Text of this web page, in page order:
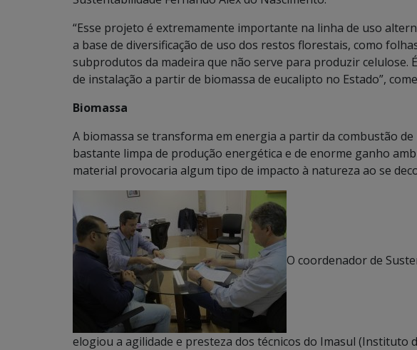
“Esse projeto é extremamente importante na linha de uso
a base de diversificação de uso dos restos florestais, como
subprodutos da madeira que não serve para produzir celulose.
de instalação a partir de biomassa de eucalipto no Estado”,
Biomassa
A biomassa se transforma em energia a partir da combustão
bastante limpa de produção energética e de enorme ganho
material provocaria algum tipo de impacto à natureza ao se
O coordenador de
elogiou a agilidade e presteza dos técnicos do Imasul (Instituto